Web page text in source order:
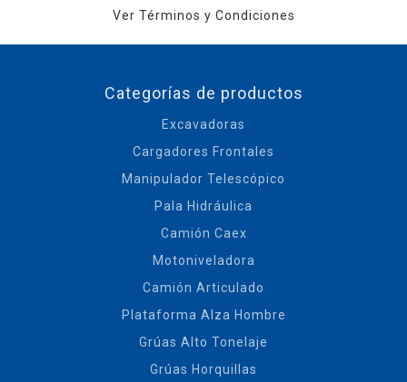
Ver Términos y Condiciones
Categorías de productos
Excavadoras
Cargadores Frontales
Manipulador Telescópico
Pala Hidráulica
Camión Caex
Motoniveladora
Camión Articulado
Plataforma Alza Hombre
Grúas Alto Tonelaje
Grúas Horquillas